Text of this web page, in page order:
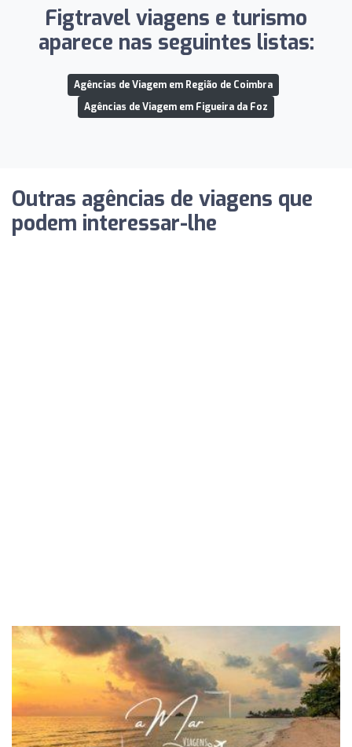
Figtravel viagens e turismo
aparece nas seguintes listas:
Agências de Viagem em Região de Coimbra
Agências de Viagem em Figueira da Foz
Outras agências de viagens que
podem interessar-lhe